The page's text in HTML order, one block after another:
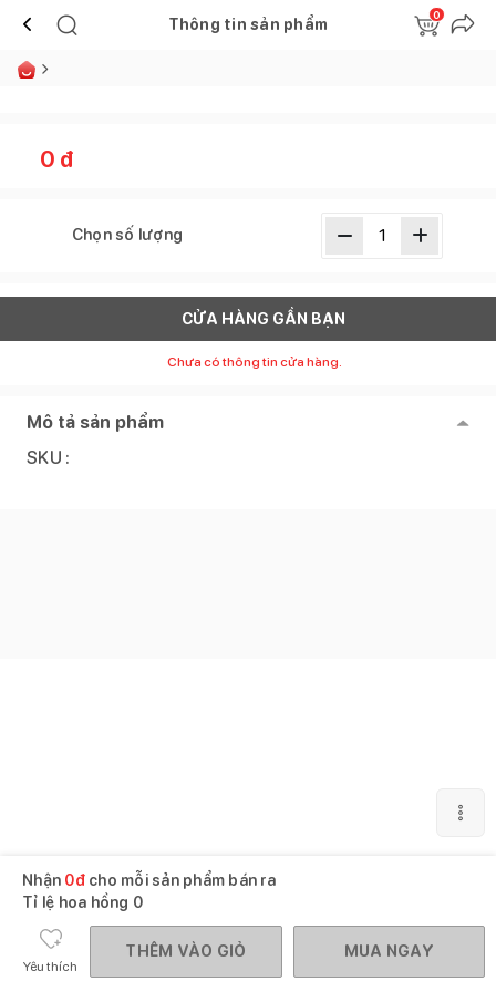
Thông tin sản phẩm
0
0 đ
Chọn số lượng
CỬA HÀNG GẦN BẠN
Chưa có thông tin cửa hàng.
Mô tả sản phẩm
SKU :
Nhận 0đcho mỗi sản phẩm bán ra
Tỉ lệ hoa hồng 0
Yêu thích
THÊM VÀO GIỎ MUA NGAY